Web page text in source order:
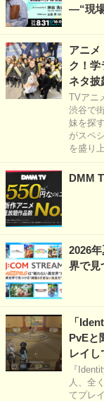
―“現
アニメ
ク！学
ネタ披
TVアニ
渋谷で
妹を探
がスペ
を盛り
DMM
2026
界で見
「
PvEと
レイし
『
人、全
てプレ